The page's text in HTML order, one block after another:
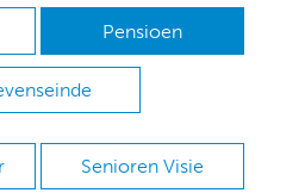
Pensioen
Senioren Visie